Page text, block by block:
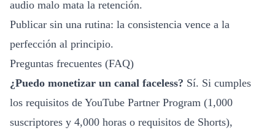
audio malo mata la retención.
Publicar sin una rutina: la consistencia vence a la
perfección al principio.
Preguntas frecuentes (FAQ)
¿Puedo monetizar un canal faceless? Sí. Si cumples
los requisitos de YouTube Partner Program (1,000
suscriptores y 4,000 horas o requisitos de Shorts),